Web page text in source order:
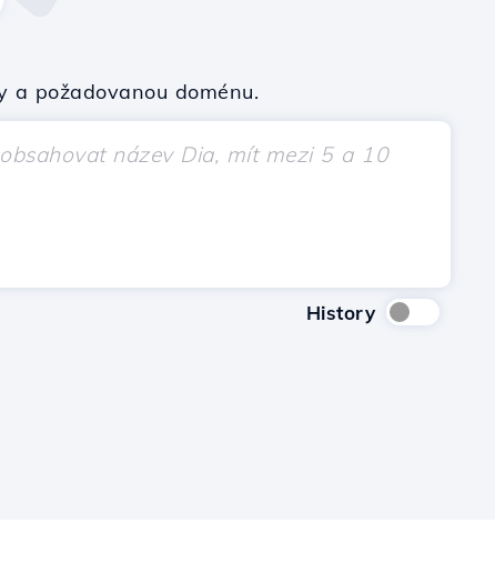
požadovanou doménu.
History